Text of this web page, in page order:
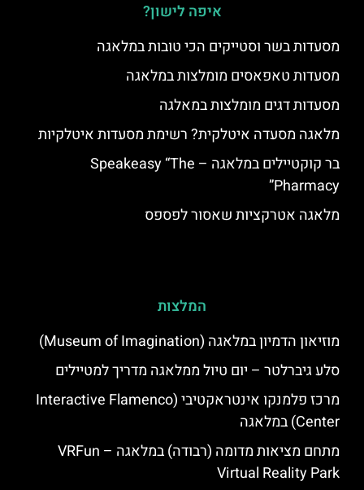
איפה לישון?
מסעדות בשר וסטייקים הכי טובות במלאגה
מסעדות טאפאסים מומלצות במלאגה
מסעדות דגים מומלצות במאלגה
מלאגה מסעדה איטלקית? רשימת מסעדות איטלקיות
בר קוקטיילים במלאגה – Speakeasy “The
Pharmacy”
מלאגה אטרקציות שאסור לפספס
המלצות
מוזיאון הדמיון במלאגה (Museum of Imagination)
סלע גיברלטר – יום טיול ממלאגה מדריך למטיילים
מרכז פלמנקו אינטראקטיבי (Interactive Flamenco
Center) במלאגה
מתחם מציאות מדומה (רבודה) במלאגה – VRFun
Virtual Reality Park